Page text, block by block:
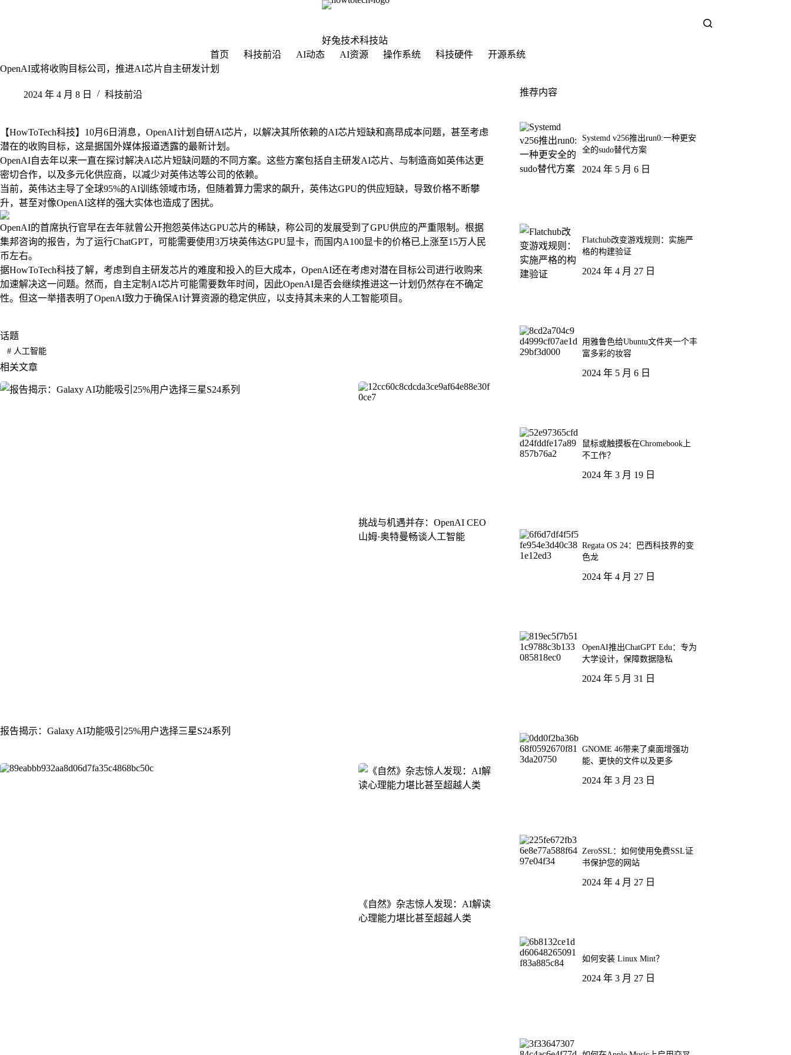
好兔技术科技站
首页
科技前沿 AI动态 AI资源 操作系统 科技硬件
开源系统
OpenAI或将收购目标公司，推进AI芯片自主研发计划
2024 年 4 月 8 日 科技前沿
【HowToTech科技】10月6日消息，OpenAI计划自研AI芯片，以解决其所依赖的AI芯片短缺和高昂成本问题，甚至考虑
潜在的收购目标，这是据国外媒体报道透露的最新计划。
OpenAI自去年以来一直在探讨解决AI芯片短缺问题的不同方案。这些方案包括自主研发AI芯片、与制造商如英伟达更
密切合作，以及多元化供应商，以减少对英伟达等公司的依赖。
当前，英伟达主导了全球95%的AI训练领域市场，但随着算力需求的飙升，英伟达GPU的供应短缺，导致价格不断攀
升，甚至对像OpenAI这样的强大实体也造成了困扰。
OpenAI的首席执行官早在去年就曾公开抱怨英伟达GPU芯片的稀缺，称公司的发展受到了GPU供应的严重限制。根据
集邦咨询的报告，为了运行ChatGPT，可能需要使用3万块英伟达GPU显卡，而国内A100显卡的价格已上涨至15万人民
币左右。
据HowToTech科技了解，考虑到自主研发芯片的难度和投入的巨大成本，OpenAI还在考虑对潜在目标公司进行收购来
加速解决这一问题。然而，自主定制AI芯片可能需要数年时间，因此OpenAI是否会继续推进这一计划仍然存在不确定
性。但这一举措表明了OpenAI致力于确保AI计算资源的稳定供应，以支持其未来的人工智能项目。
话题
#人工智能
相关文章
报告揭示：Galaxy AI功能吸引25%用户选择三星S24系列
挑战与机遇并存：OpenAI CEO
山姆·奥特曼畅谈人工智能
《自然》杂志惊人发现：AI解读
心理能力堪比甚至超越人类
推荐内容
Systemd v256推出run0:一种更安
全的sudo替代方案
2024 年 5 月 6 日
Flatchub改变游戏规则：实施严
格的构建验证
2024 年 4 月 27 日
用雅鲁色给Ubuntu文件夹一个丰
富多彩的妆容
2024 年 5 月 6 日
鼠标或触摸板在Chromebook上
不工作？
2024 年 3 月 19 日
Regata OS 24：巴西科技界的变
色龙
2024 年 4 月 27 日
OpenAI推出ChatGPT Edu：专为
大学设计，保障数据隐私
2024 年 5 月 31 日
GNOME 46带来了桌面增强功
能、更快的文件以及更多
2024 年 3 月 23 日
ZeroSSL：如何使用免费SSL证
书保护您的网站
2024 年 4 月 27 日
如何安装 Linux Mint？
2024 年 3 月 27 日